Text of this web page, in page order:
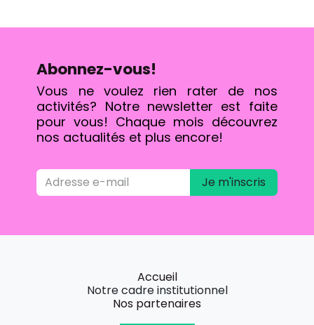
Abonnez-vous!
Vous ne voulez rien rater de nos
activités? Notre newsletter est faite
pour vous! Chaque mois découvrez
nos actualités et plus encore!
Je m'inscris
Accueil
Notre cadre institutionnel
Nos partenaires